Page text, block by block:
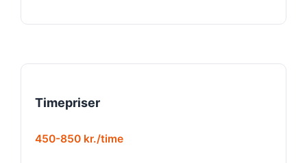
Timepriser
450-850 kr./time